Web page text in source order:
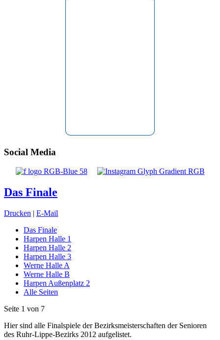
Social Media
Das Finale
Drucken | E-Mail
Das Finale
Harpen Halle 1
Harpen Halle 2
Harpen Halle 3
Werne Halle A
Werne Halle B
Harpen Außenplatz 2
Alle Seiten
Seite 1 von 7
Hier sind alle Finalspiele der Bezirksmeisterschaften der Senioren
des Ruhr-Lippe-Bezirks 2012 aufgelistet.